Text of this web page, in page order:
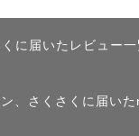
らこそ、写真を
らどうしよう😞
に届いたレビュー一
、さくさくに届い